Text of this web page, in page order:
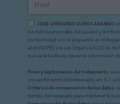
JOSE GREGORIO OLMOS ARANGO
los datos personales del usuario y le
conformidad con lo dispuesto en el
abril (GDPR), y la Ley Orgánica 3/2018,
que se le facilita la siguiente información
Fines y legitimación del tratamiento:
consentimiento del interesado, art. 6.1.a
Criterios de conservación de los datos:
tiempo del necesario para mantener la